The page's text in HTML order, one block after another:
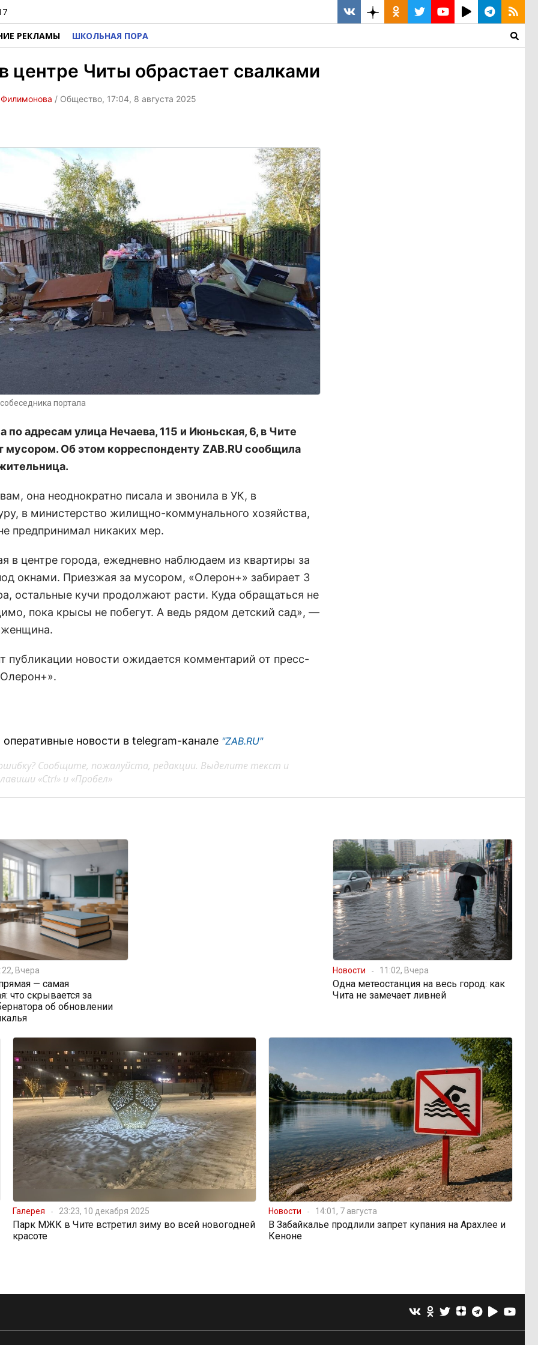
РЕКЛАМЫ ШКОЛЬНАЯ ПОРА
центре Читы обрастает свалками
/ Общество, 17:04, 8 августа 2025
портала
по адресам улица Нечаева, 115 и Июньская, 6, в Чите
мусором. Об этом корреспонденту ZAB.RU сообщила
она неоднократно писала и звонила в УК, в
в министерство жилищно-коммунального хозяйства,
предпринимал никаких мер.
в центре города, ежедневно наблюдаем из квартиры за
окнами. Приезжая за мусором, «Олерон+» забирает 3
остальные кучи продолжают расти. Куда обращаться не
пока крысы не побегут. А ведь рядом детский сад», —
женщина.
публикации новости ожидается комментарий от пресс-
новости в telegram-канале "ZAB.RU"
Сообщите, пожалуйста, редакции. Выделите текст и
«Ctrl» и «Пробел»
Вчера
— самая
что скрывается за
об обновлении
Новости 11:02, Вчера
Одна метеостанция на весь город: как
Чита не замечает ливней
Галерея 23:23, 10 декабря 2025
Парк МЖК в Чите встретил зиму во всей новогодней
красоте
Новости 14:01, 7 августа
В Забайкалье продлили запрет купания на Арахлее и
Кеноне